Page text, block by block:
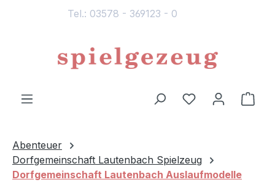
Tel.: 03578 - 369123 - 0
Du hast 0
Abenteuer
Dorfgemeinschaft Lautenbach Spielzeug
Dorfgemeinschaft Lautenbach Auslaufmodelle